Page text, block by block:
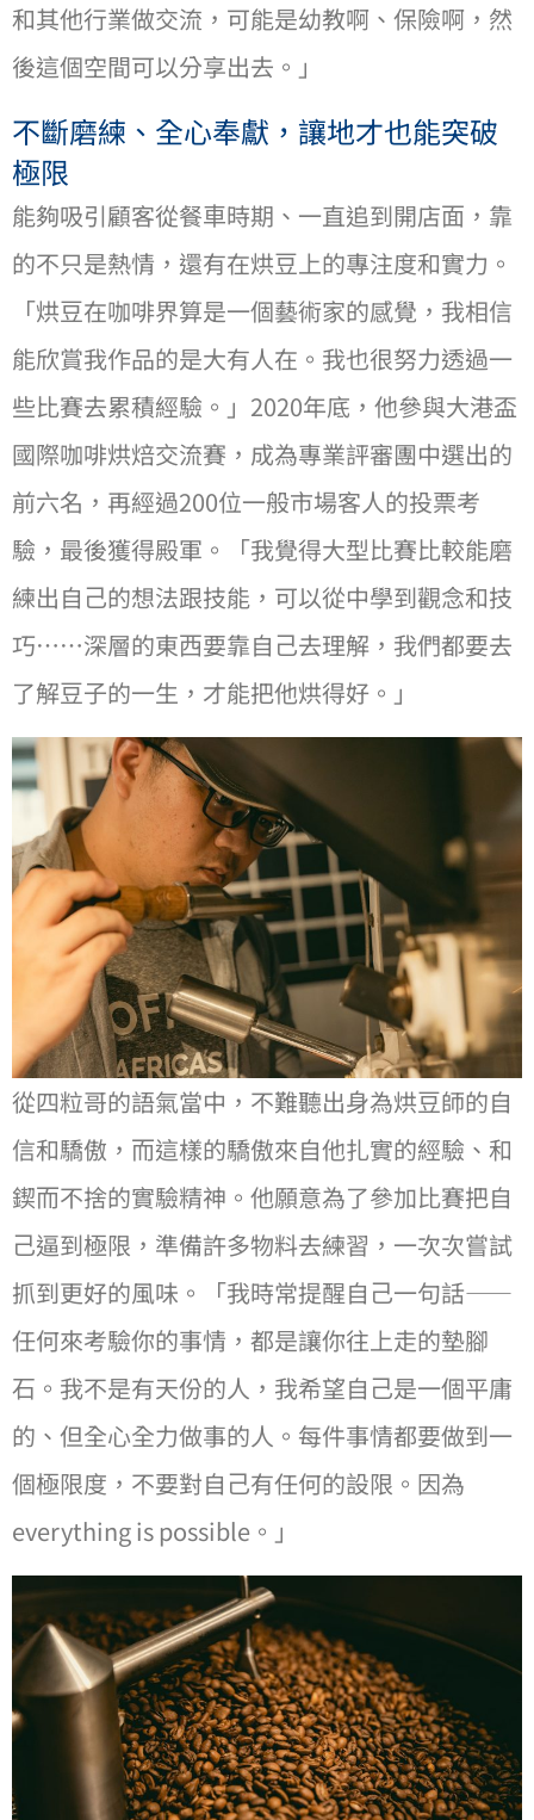
和其他⾏業做交流，可能是幼教啊、保險啊，然
後這個空間可以分享出去。」
不斷磨練、全⼼奉獻，讓地才也能突破
極限
能夠吸引顧客從餐⾞時期、⼀直追到開店⾯，靠
的不只是熱情，還有在烘⾖上的專注度和實⼒。
「烘⾖在咖啡界算是⼀個藝術家的感覺，我相信
能欣賞我作品的是⼤有⼈在。我也很努⼒透過⼀
些比賽去累積經驗。」2020年底，他參與⼤港盃
國際咖啡烘焙交流賽，成為專業評審團中選出的
前六名，再經過200位⼀般市場客⼈的投票考
驗，最後獲得殿軍。「我覺得⼤型比賽比較能磨
練出⾃⼰的想法跟技能，可以從中學到觀念和技
巧⋯⋯深層的東⻄要靠⾃⼰去理解，我們都要去
了解⾖⼦的⼀⽣，才能把他烘得好。」
從四粒哥的語氣當中，不難聽出⾝為烘⾖師的⾃
信和驕傲，⽽這樣的驕傲來⾃他扎實的經驗、和
鍥⽽不捨的實驗精神。他願意為了參加比賽把⾃
⼰逼到極限，準備許多物料去練習，⼀次次嘗試
抓到更好的風味。「我時常提醒⾃⼰⼀句話——
任何來考驗你的事情，都是讓你往上走的墊腳
⽯。我不是有天份的⼈，我希望⾃⼰是⼀個平庸
的、但全⼼全⼒做事的⼈。每件事情都要做到⼀
個極限度，不要對⾃⼰有任何的設限。因為
everything is possible。」